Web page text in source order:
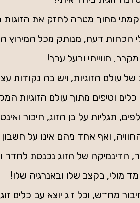
מתוך מטרה לחזק את הזוגות
הסחות דעת, מנותק מכל המירוץ
חווייתי ובעל ערך!
עולם הזוגיות, ויש בה נקודות
וטיפים מתוך עולם הזוגיות
תגליות על בן הזוג, חיבור
ואף אחד מהם אינו על חשבון
הדינמיקה של הזוג נכנסת
מולי, בקצב שלו ובאנרגיה שלו!
מחדש, וכל זוג יוצא עם כלים